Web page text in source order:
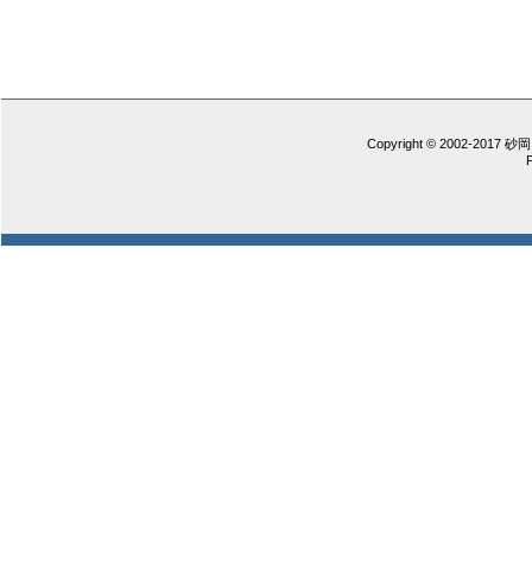
Copyright © 2002-2017 砂